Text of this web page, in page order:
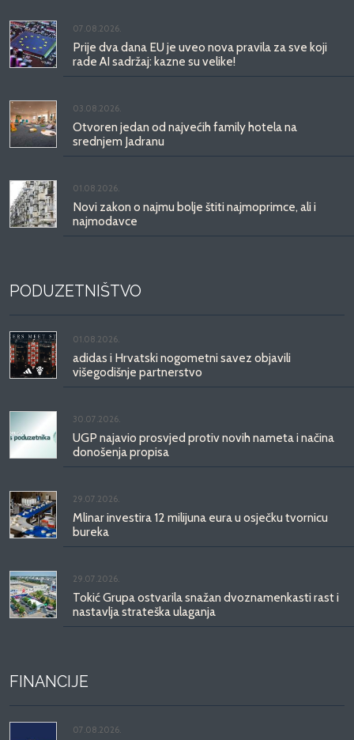
07.08.2026.
Prije dva dana EU je uveo nova pravila za sve koji
rade AI sadržaj: kazne su velike!
03.08.2026.
Otvoren jedan od najvećih family hotela na
srednjem Jadranu
01.08.2026.
Novi zakon o najmu bolje štiti najmoprimce, ali i
najmodavce
PODUZETNIŠTVO
01.08.2026.
adidas i Hrvatski nogometni savez objavili
višegodišnje partnerstvo
30.07.2026.
UGP najavio prosvjed protiv novih nameta i načina
donošenja propisa
29.07.2026.
Mlinar investira 12 milijuna eura u osječku tvornicu
bureka
29.07.2026.
Tokić Grupa ostvarila snažan dvoznamenkasti rast i
nastavlja strateška ulaganja
FINANCIJE
07.08.2026.